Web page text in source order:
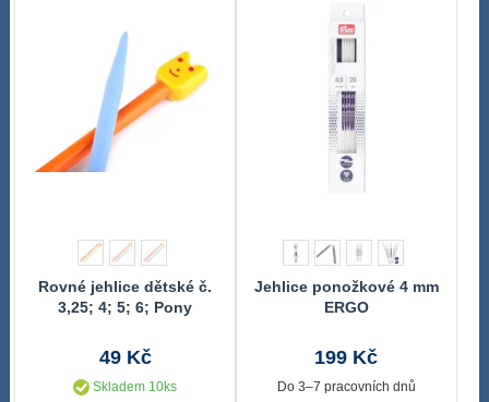
Rovné jehlice dětské č.
3,25; 4; 5; 6; Pony
49 Kč
Skladem 10ks
Jehlice ponožkové 4 mm
ERGO
199 Kč
Do 3–7 pracovních dnů